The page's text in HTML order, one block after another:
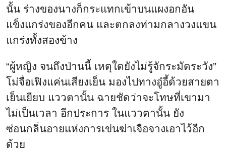
นั้น ร่างของนางก็กระแทกเข้าบนแผงอกอัน
แข็งแกร่งของอีกคน และตกลงท่ามกลางวงแขน
แกร่งทั้งสองข้าง
“ผู้หญิง จนถึงป่านนี้ เหตุใดยังไม่รู้จักระมัดระวัง”
โม่จื่อเฟิงแค่นเสียงเย็น มองไปทางอู๋อี้ด้วยสายตา
เย็นเยียบ แววตานั้น ฉายชัดว่าจะโทษที่เขามา
ไม่เป็นเวลา อีกประการ ในแววตานั้น ยัง
ซ่อนกลิ่นอายแห่งการเข่นฆ่าเจือจางเอาไว้อีก
ด้วย